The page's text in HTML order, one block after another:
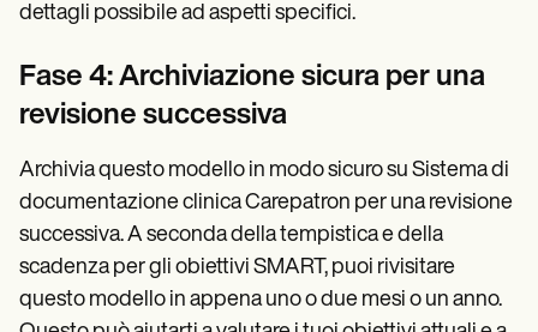
dettagli possibile ad aspetti specifici.
Fase 4: Archiviazione sicura per una
revisione successiva
Archivia questo modello in modo sicuro su Sistema di
documentazione clinica Carepatron per una revisione
successiva. A seconda della tempistica e della
scadenza per gli obiettivi SMART, puoi rivisitare
questo modello in appena uno o due mesi o un anno.